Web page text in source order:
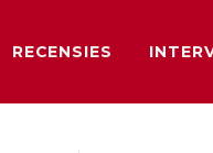
RECENSIES